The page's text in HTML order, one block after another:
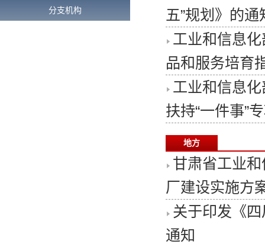
分支机构
五”规划》的通
工业和信息
品和服务培育
工业和信息
扶持“一件事”
地方
甘肃省工业
厂建设实施方
关于印发《
通知